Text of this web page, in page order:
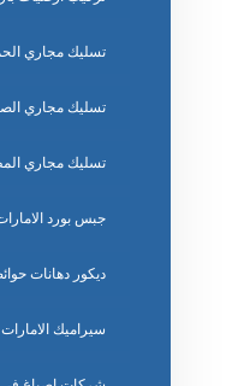
تسليك مجاري
تسليك مجاري
تسليك مجاري
جبس بورد
ديكور دهانات
سيراميك الامارات